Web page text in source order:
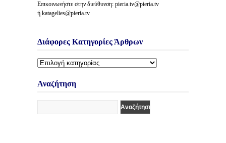
Επικοινωνήστε στην διεύθυνση: pieria.tv@pieria.tv
ή katagelies@pieria.tv
Διάφορες Κατηγορίες Άρθρων
Διάφορες
Άρθρων
Αναζήτηση